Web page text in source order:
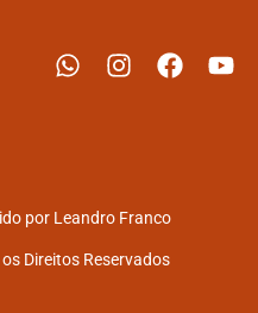
por Leandro Franco
Direitos Reservados